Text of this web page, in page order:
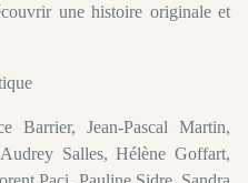
une histoire originale et
Barrier, Jean-Pascal Martin,
Salles, Hélène Goffart,